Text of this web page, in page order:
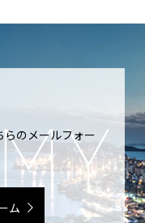
のメールフォー
ム